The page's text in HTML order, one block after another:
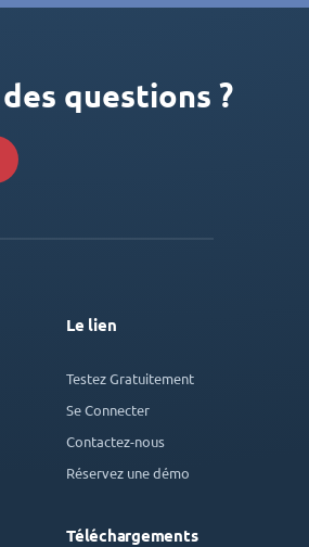
questions ?
Le lien
Testez Gratuitement
Se Connecter
Contactez-nous
Réservez une démo
Téléchargements